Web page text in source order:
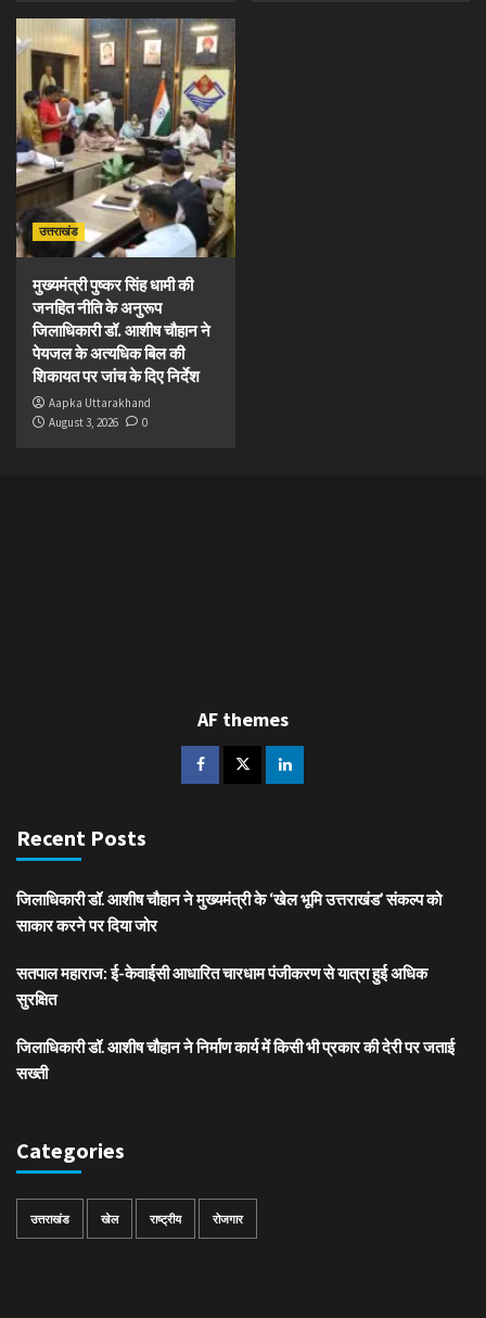
उत्तराखंड
मुख्यमंत्री पुष्कर सिंह धामी की
जनहित नीति के अनुरूप
जिलाधिकारी डॉ. आशीष चौहान ने
पेयजल के अत्यधिक बिल की
शिकायत पर जांच के दिए निर्देश
Aapka Uttarakhand
August 3, 2026
0
AF themes
Recent Posts
जिलाधिकारी डॉ. आशीष चौहान ने मुख्यमंत्री के ‘खेल भूमि उत्तराखंड’ संकल्प को
साकार करने पर दिया जोर
सतपाल महाराज: ई-केवाईसी आधारित चारधाम पंजीकरण से यात्रा हुई अधिक
सुरक्षित
जिलाधिकारी डॉ. आशीष चौहान ने निर्माण कार्य में किसी भी प्रकार की देरी पर जताई
सख्ती
Categories
उत्तराखंड खेल राष्ट्रीय रोजगार